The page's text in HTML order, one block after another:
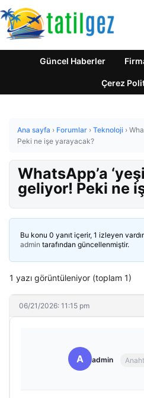
Güncel Haberler
Çerez
Ana sayfa › Forumlar › Teknoloji ›
Peki ne işe yarayacak?
WhatsApp’a
geliyor! Peki ne
Bu konu 0 yanıt içerir, 1 izleyen
admin tarafından güncellenmiştir.
1 yazı görüntüleniyor (toplam 1)
06/21/2026: 11:15 pm
A admin